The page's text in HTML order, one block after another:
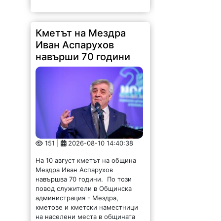
Кметът на Мездра
Иван Аспарухов
навърши 70 години
151 | 2026-08-10 14:40:38
На 10 август кметът на община
Мездра Иван Аспарухов
навършва 70 години. По този
повод служители в Общинска
администрация - Мездра,
кметове и кметски наместници
на населени места в общината